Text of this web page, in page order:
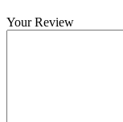
Your Review